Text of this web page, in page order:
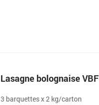
Lasagne bolognaise VBF
3 barquettes x 2 kg/carton